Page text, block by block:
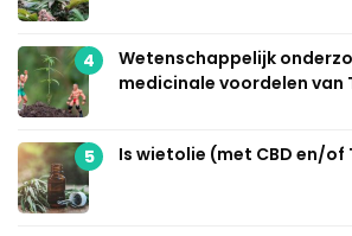
4
Wetenschappelijk
medicinale voordelen van
5 Is wietolie (met CBD en/of